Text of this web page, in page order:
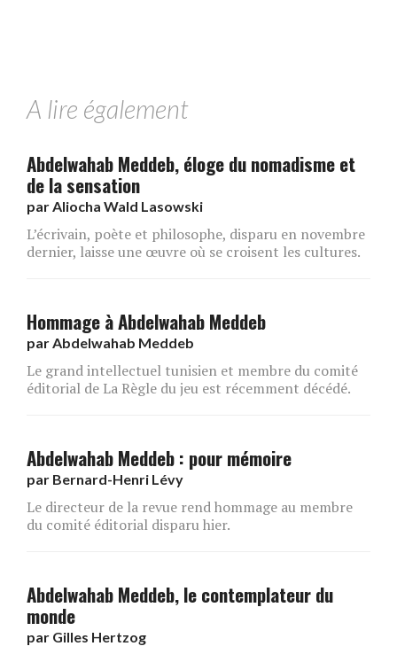
A lire également
Abdelwahab Meddeb, éloge du nomadisme et
de la sensation
parAliocha Wald Lasowski
L’écrivain, poète et philosophe, disparu en novembre
dernier, laisse une œuvre où se croisent les cultures.
Hommage à Abdelwahab Meddeb
parAbdelwahab Meddeb
Le grand intellectuel tunisien et membre du comité
éditorial de La Règle du jeu est récemment décédé.
Abdelwahab Meddeb : pour mémoire
par Bernard-Henri Lévy
Le directeur de la revue rend hommage au membre
du comité éditorial disparu hier.
Abdelwahab Meddeb, le contemplateur du
monde
par Gilles Hertzog